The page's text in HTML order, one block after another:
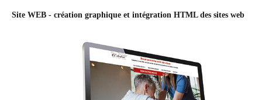
Site WEB - création graphique et intégration HTML des sites web